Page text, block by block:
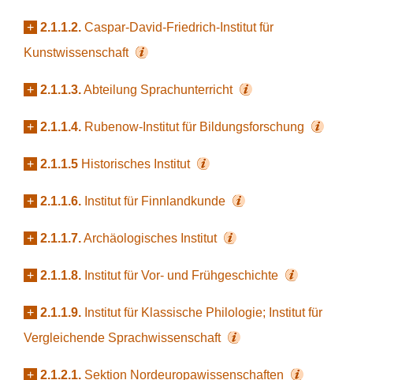
+ 2.1.1.2. Caspar-David-Friedrich-Institut für
Kunstwissenschaft
+ 2.1.1.3.Abteilung Sprachunterricht
+ 2.1.1.4. Rubenow-Institut für Bildungsforschung
+ 2.1.1.5 Historisches Institut
+ 2.1.1.6. Institut für Finnlandkunde
+ 2.1.1.7.Archäologisches Institut
+ 2.1.1.8. Institut für Vor- und Frühgeschichte
+ 2.1.1.9. Institut für Klassische Philologie; Institut für
Vergleichende Sprachwissenschaft
+ 2.1.2.1. Sektion Nordeuropawissenschaften